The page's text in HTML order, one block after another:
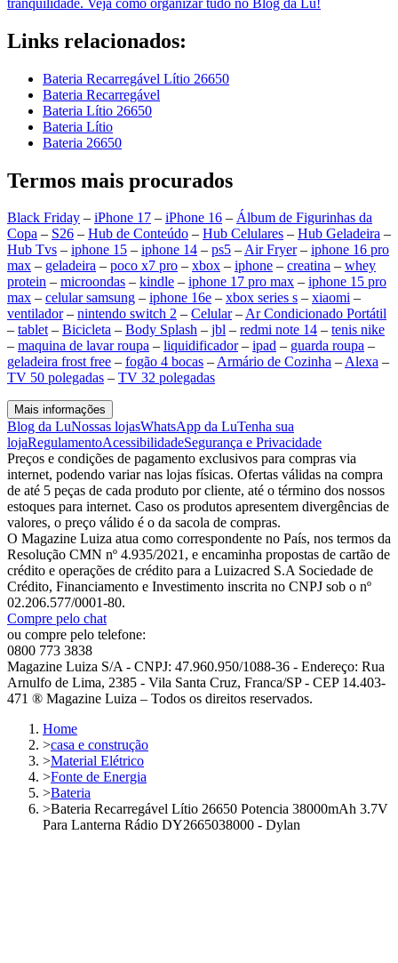
Links relacionados:
Bateria Recarregável Lítio 26650
Bateria Recarregável
Bateria Lítio 26650
Bateria Lítio
Bateria 26650
Termos mais procurados
Black Friday – iPhone 17 – iPhone 16 – Álbum de Figurinhas da
Copa – S26 – Hub de Conteúdo – Hub Celulares – Hub Geladeira –
Hub Tvs – iphone 15 – iphone 14 – ps5 –Air Fryer– iphone 16 pro
max – geladeira – poco x7 pro – xbox – iphone – creatina – whey
protein – microondas – kindle – iphone 17 pro max – iphone 15 pro
max – celular samsung – iphone 16e – xbox series s – xiaomi –
ventilador– nintendo switch 2 – Celular–Ar Condicionado Portátil
– tablet– Bicicleta – Body Splash – jbl – redmi note 14 – tenis nike
– maquina de lavar roupa – liquidificador– ipad – guarda roupa –
geladeira frost free – fogão 4 bocas –Armário de Cozinha –Alexa –
TV 50 polegadas – TV 32 polegadas
Mais informações
Blog da LuNossas lojasWhatsApp da LuTenha sua
lojaRegulamentoAcessibilidadeSegurança e Privacidade
Preços e condições de pagamento exclusivos para compras via
internet, podendo variar nas lojas físicas. Ofertas válidas na compra
de até 5 peças de cada produto por cliente, até o término dos nossos
estoques para internet. Caso os produtos apresentem divergências de
valores, o preço válido é o da sacola de compras.
O Magazine Luiza atua como correspondente no País, nos termos da
Resolução CMN nº 4.935/2021, e encaminha propostas de cartão de
crédito e operações de crédito para a Luizacred S.A Sociedade de
Crédito, Financiamento e Investimento inscrita no CNPJ sob o nº
02.206.577/0001-80.
Compre pelo chat
ou compre pelo telefone:
0800 773 3838
Magazine Luiza S/A - CNPJ: 47.960.950/1088-36 - Endereço: Rua
Arnulfo de Lima, 2385 - Vila Santa Cruz, Franca/SP - CEP 14.403-
471 ® Magazine Luiza – Todos os direitos reservados.
Home
>casa e construção
>Material Elétrico
>Fonte de Energia
>Bateria
>Bateria Recarregável Lítio 26650 Potencia 38000mAh 3.7V
Para Lanterna Rádio DY2665038000 - Dylan